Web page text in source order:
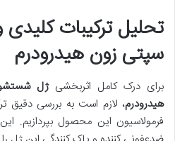
تحلیل ترکیبات کلیدی
سپتی زون هیدرودرم
برای درک کامل اثربخشیژل
هیدرودرم، لازم است به بررسی دقیق
فرمولاسیون این محصول بپردازیم.